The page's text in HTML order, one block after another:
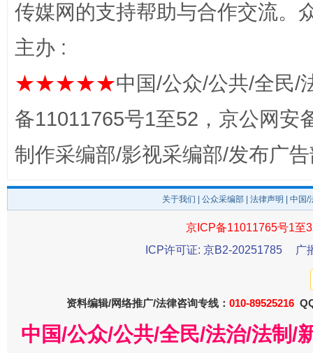
东山县通报“牛蛙产品抗生素超标问题” 法
传媒网的支持帮助与合作交流。
主办 :
★★★★★中国/公众/公共/全民/
备11011765号1至52，京公网安
制作采编部/影视采编部/发布广
关于我们 公众采编部 法律声明 | 中国
京ICP备11011765号1至
ICP许可证: 京B2-20251785
广
资料编辑/网络推广/法律咨询专线： 010-89525216
中国/公众/公共/全民/法治/法制/